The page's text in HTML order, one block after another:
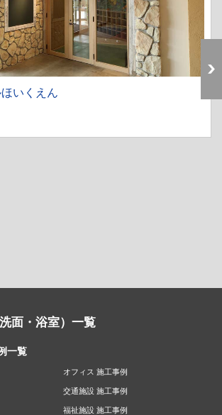
いくえん
面・浴室）一覧
一覧
オフィス 施工事例
交通施設 施工事例
福祉施設 施工事例